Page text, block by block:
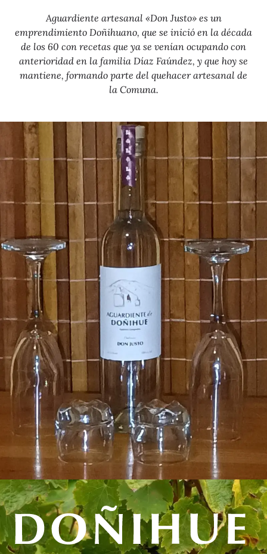
Aguardiente artesanal «Don Justo» es un
emprendimiento Doñihuano, que se inició en la década
de los 60 con recetas que ya se venían ocupando con
anterioridad en la familia Díaz Faúndez, y que hoy se
mantiene, formando parte del quehacer artesanal de
la Comuna.